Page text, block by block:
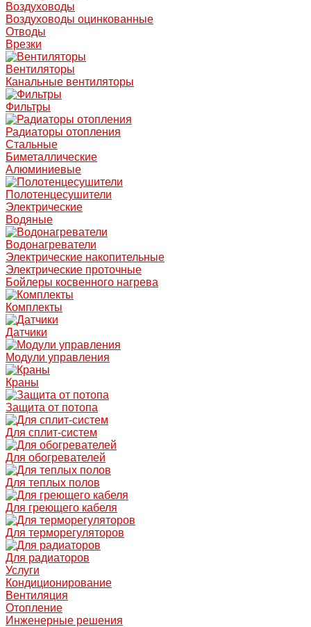
Воздуховоды
Воздуховоды оцинкованные
Отводы
Врезки
Вентиляторы
Канальные вентиляторы
Фильтры
Радиаторы отопления
Стальные
Биметаллические
Алюминиевые
Полотенцесушители
Электрические
Водяные
Водонагреватели
Электрические накопительные
Электрические проточные
Бойлеры косвенного нагрева
Комплекты
Датчики
Модули управления
Краны
Защита от потопа
Для сплит-систем
Для обогревателей
Для теплых полов
Для греющего кабеля
Для терморегуляторов
Для радиаторов
Услуги
Кондиционирование
Вентиляция
Отопление
Инженерные решения